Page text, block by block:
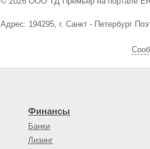
Адрес: 194295, г. Санкт - Петербург
Финансы
Банки
Лизинг